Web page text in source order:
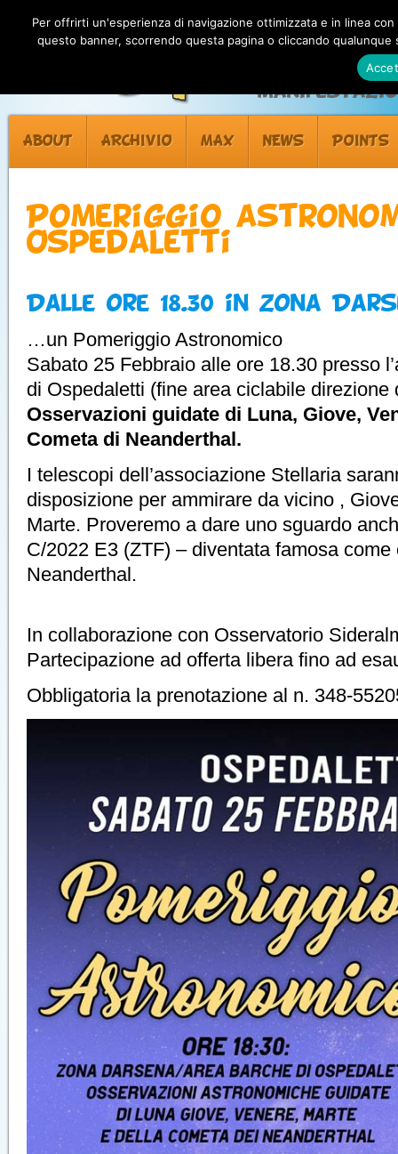
ABOUT ARCHIVIO MAX NEWS POINTS
Pomeriggio
Ospedaletti
Dalle ore 18.30 in zona
…un Pomeriggio Astronomico
Sabato 25 Febbraio alle ore 18.30 presso
di Ospedaletti (fine area ciclabile direzione
Osservazioni guidate di Luna, Giove,
Cometa di Neanderthal.
I telescopi dell’associazione Stellaria
disposizione per ammirare da vicino ,
Marte. Proveremo a dare uno sguardo
C/2022 E3 (ZTF) – diventata famosa come
Neanderthal.
In collaborazione con Osservatorio
Partecipazione ad offerta libera fino ad
Obbligatoria la prenotazione al n. 348-
Per offrirti un'esperienza di navigazione ottimizzata e in linea
questo banner, scorrendo questa pagina o cliccando